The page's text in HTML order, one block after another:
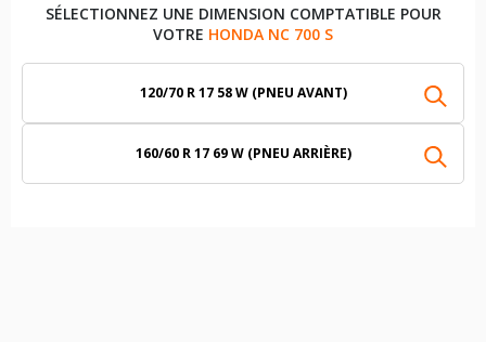
SÉLECTIONNEZ UNE DIMENSION COMPTATIBLE POUR
VOTRE HONDA NC 700 S
120/70 R 17 58 W (PNEU AVANT)
160/60 R 17 69 W (PNEU ARRIÈRE)